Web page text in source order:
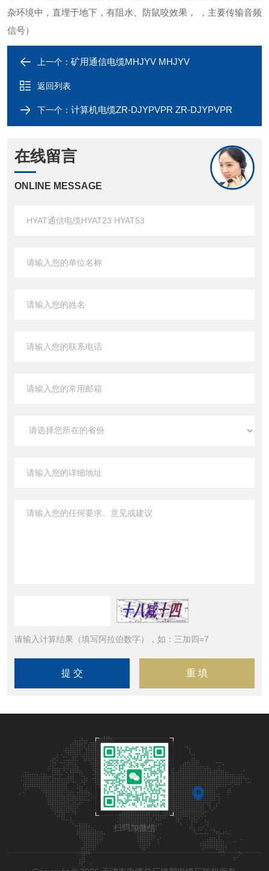
杂环境中，直埋于地下，有阻水、防鼠咬效果， ，主要传输音频
信号）
上一个： 矿用通信电缆MHJYV MHJYV
返回列表
下一个： 计算机电缆ZR-DJYPVPR ZR-DJYPVPR
在线留言
ONLINE MESSAGE
请输入计算结果（填写阿拉伯数字），如：三加四=7
扫码加微信